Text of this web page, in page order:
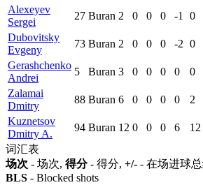
Alexeyev
Sergei
27 Buran 2 0 0 0 -1 0
Dubovitsky
Evgeny
73 Buran 2 0 0 0 -2 0
Gerashchenko
Andrei
5 Buran 3 0 0 0 0 0
Zalamai
Dmitry
88 Buran 6 0 0 0 0 2
Kuznetsov
Dmitry A.
94 Buran 12 0 0 0 6 12
词汇表
场次 - 场次, 得分- 得分, +/- - 在场进球
BLS - Blocked shots